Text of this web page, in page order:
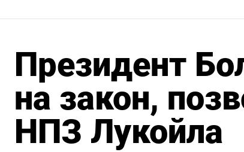
Президент
на закон,
НПЗ Лукойла